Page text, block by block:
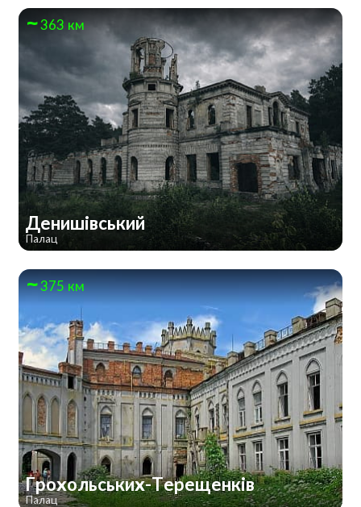
363 км
Денишівський
Палац
375 км
Грохольських-Терещенків
Палац